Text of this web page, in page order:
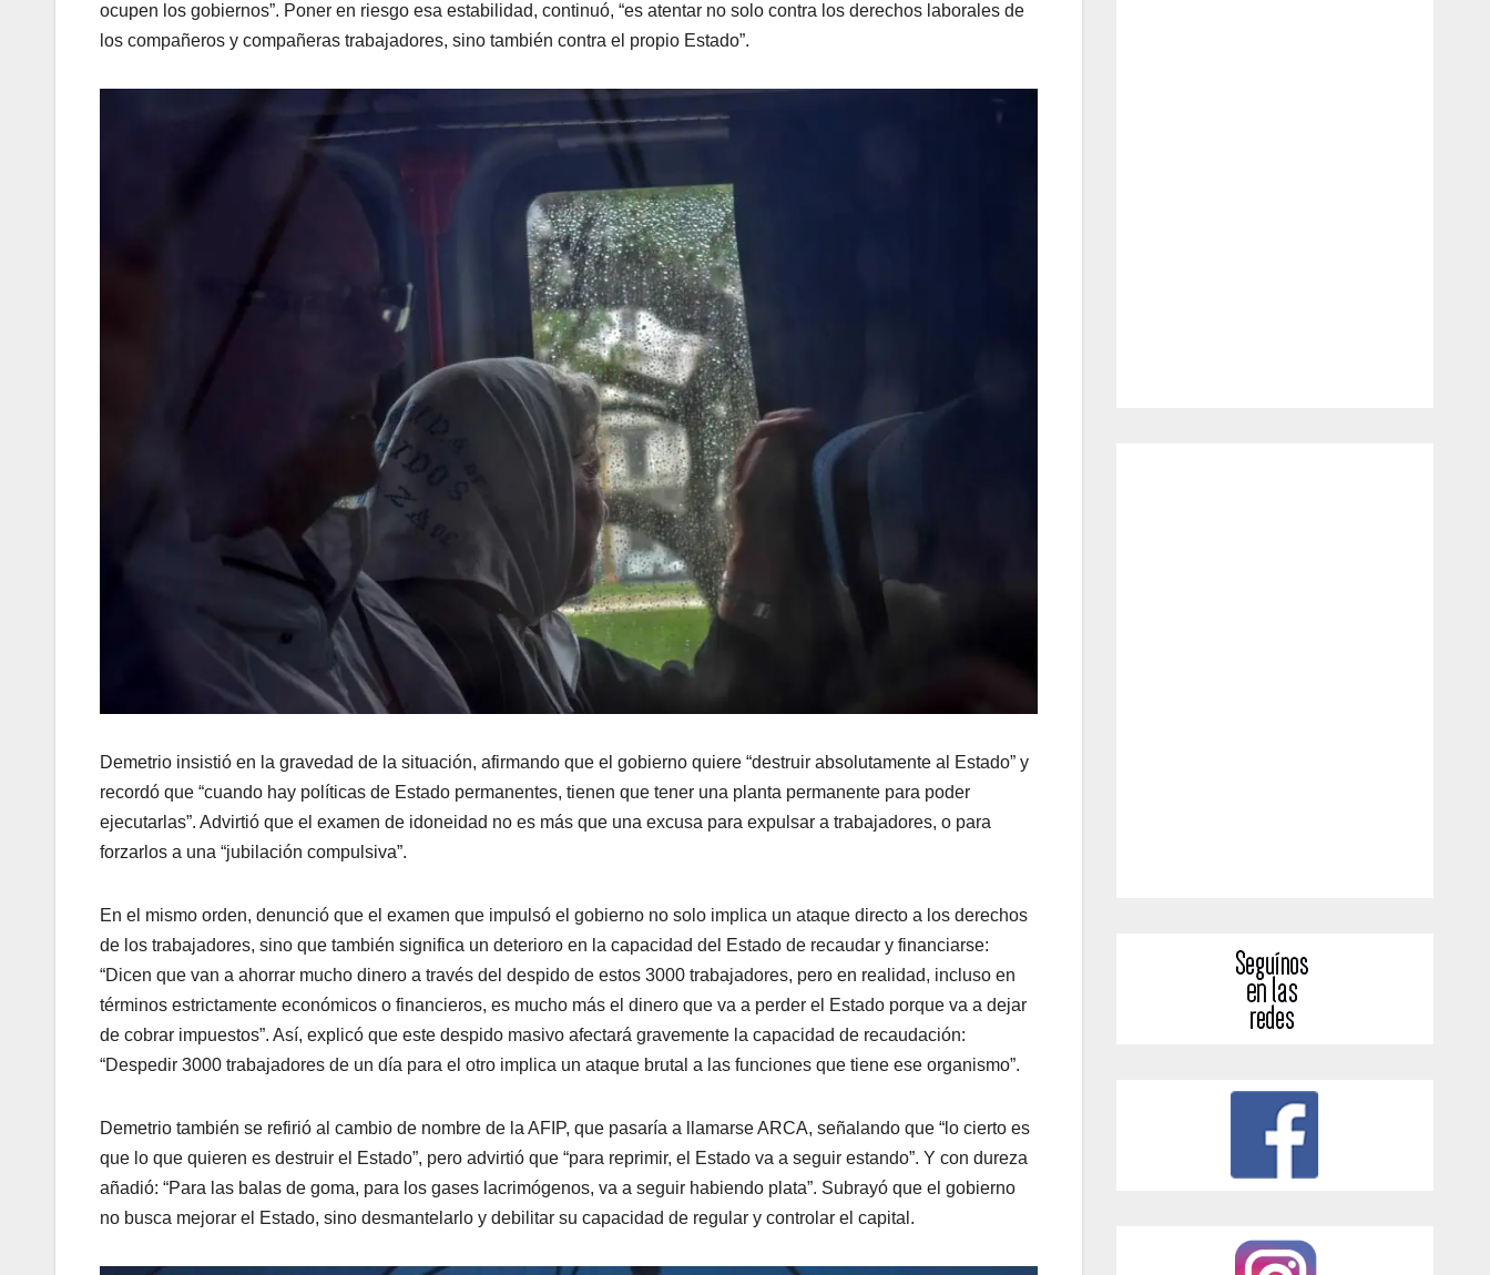
ocupen los gobiernos”. Poner en riesgo esa estabilidad, continuó, “es atentar no solo contra los derechos laborales de
los compañeros y compañeras trabajadores, sino también contra el propio Estado”.
Demetrio insistió en la gravedad de la situación, afirmando que el gobierno quiere “destruir absolutamente al Estado” y
recordó que “cuando hay políticas de Estado permanentes, tienen que tener una planta permanente para poder
ejecutarlas”. Advirtió que el examen de idoneidad no es más que una excusa para expulsar a trabajadores, o para
forzarlos a una “jubilación compulsiva”.
En el mismo orden, denunció que el examen que impulsó el gobierno no solo implica un ataque directo a los derechos
de los trabajadores, sino que también significa un deterioro en la capacidad del Estado de recaudar y financiarse:
“Dicen que van a ahorrar mucho dinero a través del despido de estos 3000 trabajadores, pero en realidad, incluso en
términos estrictamente económicos o financieros, es mucho más el dinero que va a perder el Estado porque va a dejar
de cobrar impuestos”. Así, explicó que este despido masivo afectará gravemente la capacidad de recaudación:
“Despedir 3000 trabajadores de un día para el otro implica un ataque brutal a las funciones que tiene ese organismo”.
Demetrio también se refirió al cambio de nombre de la AFIP, que pasaría a llamarse ARCA, señalando que “lo cierto es
que lo que quieren es destruir el Estado”, pero advirtió que “para reprimir, el Estado va a seguir estando”. Y con dureza
añadió: “Para las balas de goma, para los gases lacrimógenos, va a seguir habiendo plata”. Subrayó que el gobierno
no busca mejorar el Estado, sino desmantelarlo y debilitar su capacidad de regular y controlar el capital.